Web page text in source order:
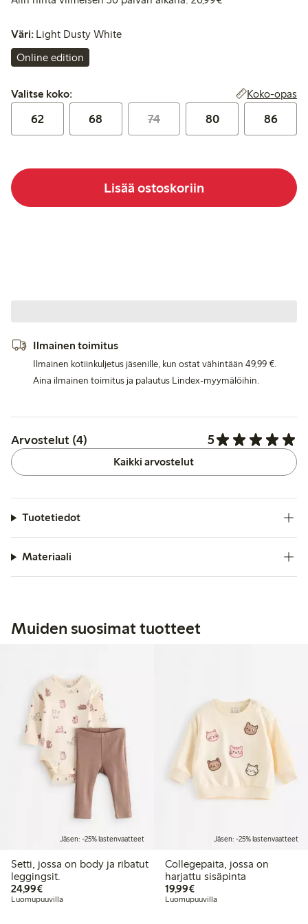
Väri: Light Dusty White
Online edition
Valitse koko:
Valitse koko: Koko-opas
62 68 74 80 86
Lisää ostoskoriin
Ilmainen toimitus
Ilmainen kotiinkuljetus jäsenille, kun ostat vähintään 49,99 €.
Aina ilmainen toimitus ja palautus Lindex-myymälöihin.
Arvostelut (4) 5
Kaikki arvostelut
Tuotetiedot
Materiaali
Muiden suosimat tuotteet
Jäsen: -25% lastenvaatteet
Setti, jossa on body ja ribatut
leggingsit.
24,99€24,99 €
Luomupuuvilla
Jäsen: -25% lastenvaatteet
Collegepaita, jossa on
harjattu sisäpinta
19,99€19,99 €
Luomupuuvilla